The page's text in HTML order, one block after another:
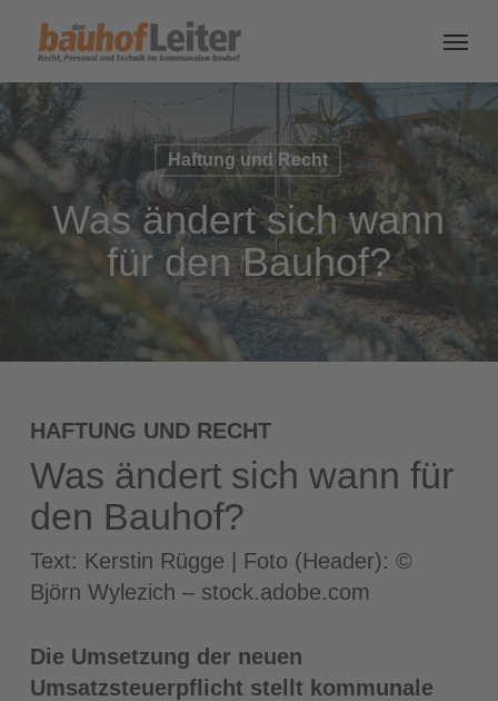
Haftung und Recht
Was ändert sich wann
für den Bauhof?
HAFTUNG UND RECHT
Was ändert sich wann für
den Bauhof?
Text: Kerstin Rügge | Foto (Header): ©
Björn Wylezich – stock.adobe.com
Die Umsetzung der neuen
Umsatzsteuerpflicht stellt kommunale